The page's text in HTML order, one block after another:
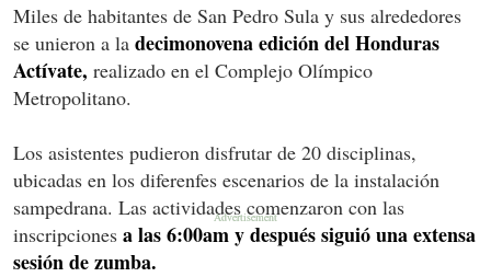
Miles de habitantes de San Pedro Sula y sus alrededores
se unieron a la decimonovena edición del Honduras
Actívate, realizado en el Complejo Olímpico
Metropolitano.
Los asistentes pudieron disfrutar de 20 disciplinas,
ubicadas en los diferenfes escenarios de la instalación
sampedrana. Las actividades comenzaron con las
inscripciones a las 6:00am y después siguió una extensa
sesión de zumba.